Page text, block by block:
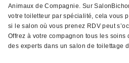
Animaux de Compagnie. Sur
votre toiletteur par spécialité, cela vous
si le salon où vous prenez RDV peut
Offrez à votre compagnon tous les soins
des experts dans un salon de toilettage